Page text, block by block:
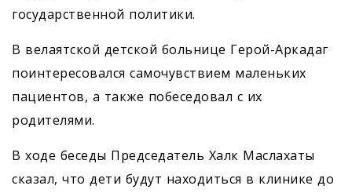
государственной политики.
В велаятской детской больнице Герой-Аркадаг
поинтересовался самочувствием маленьких
пациентов, а также побеседовал с их
родителями.
В ходе беседы Председатель Халк Маслахаты
сказал, что дети будут находиться в клинике до